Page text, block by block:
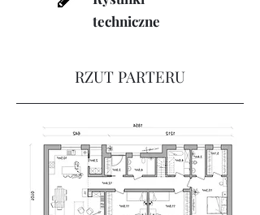
techniczne
RZUT PARTERU